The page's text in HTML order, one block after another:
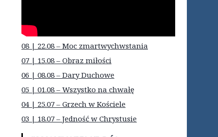
08 | 22.08 – Moc zmartwychwstania
07 | 15.08 – Obraz miłości
06 | 08.08 – Dary Duchowe
05 | 01.08 – Wszystko na chwałę
04 | 25.07 – Grzech w Kościele
03 | 18.07 – Jedność w Chrystusie